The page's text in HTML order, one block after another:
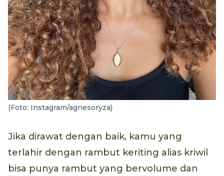
(Foto: Instagram/agnesoryza)
Jika dirawat dengan baik, kamu yang
terlahir dengan rambut keriting alias kriwil
bisa punya rambut yang bervolume dan